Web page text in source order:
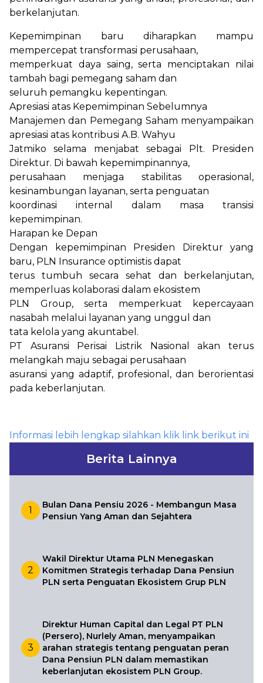
berkelanjutan.
Kepemimpinan baru diharapkan mampu
mempercepat transformasi perusahaan,
memperkuat daya saing, serta menciptakan nilai
tambah bagi pemegang saham dan
seluruh pemangku kepentingan.
Apresiasi atas Kepemimpinan Sebelumnya
Manajemen dan Pemegang Saham menyampaikan
apresiasi atas kontribusi A.B. Wahyu
Jatmiko selama menjabat sebagai Plt. Presiden
Direktur. Di bawah kepemimpinannya,
perusahaan menjaga stabilitas operasional,
kesinambungan layanan, serta penguatan
koordinasi internal dalam masa transisi
kepemimpinan.
Harapan ke Depan
Dengan kepemimpinan Presiden Direktur yang
baru, PLN Insurance optimistis dapat
terus tumbuh secara sehat dan berkelanjutan,
memperluas kolaborasi dalam ekosistem
PLN Group, serta memperkuat kepercayaan
nasabah melalui layanan yang unggul dan
tata kelola yang akuntabel.
PT Asuransi Perisai Listrik Nasional akan terus
melangkah maju sebagai perusahaan
asuransi yang adaptif, profesional, dan berorientasi
pada keberlanjutan.
Informasi lebih lengkap silahkan klik link berikut ini
Berita Lainnya
1
Bulan Dana Pensiu 2026 - Membangun Masa
Pensiun Yang Aman dan Sejahtera
2
Wakil Direktur Utama PLN Menegaskan
Komitmen Strategis terhadap Dana Pensiun
PLN serta Penguatan Ekosistem Grup PLN
3
Direktur Human Capital dan Legal PT PLN
(Persero), Nurlely Aman, menyampaikan
arahan strategis tentang penguatan peran
Dana Pensiun PLN dalam memastikan
keberlanjutan ekosistem PLN Group.